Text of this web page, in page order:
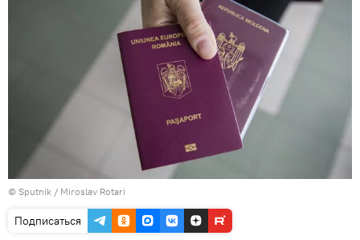
© Sputnik / Miroslav Rotari
Подписаться